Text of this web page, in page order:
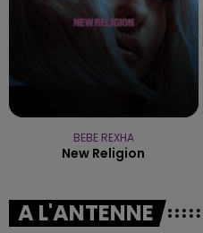
BEBE REXHA
New Religion
A L'ANTENNE